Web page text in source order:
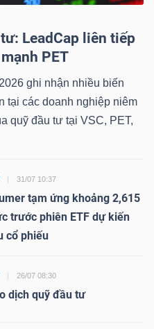
LeadCap liên tiếp
PET
ghi nhận nhiều biến
tại các doanh nghiệp niêm
quỹ đầu tư tại VSC, PET,
31/07 10:37
tạm ứng khoảng 2,615
trước phiên ETF dự kiến
cổ phiếu
26/07 08:30
dịch quỹ đầu tư